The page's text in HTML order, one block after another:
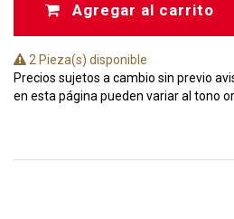
Agregar al carrito
2 Pieza(s) disponible
Precios sujetos a cambio sin previo
en esta página pueden variar al tono